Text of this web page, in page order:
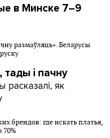
в Минске 7–9
тады і пачну
расказалі, як